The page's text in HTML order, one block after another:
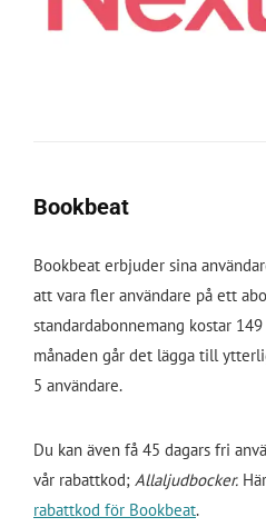
Bookbeat
Bookbeat erbjuder sina
att vara fler användare på ett
standardabonnemang kostar
månaden går det lägga till
5 användare.
Du kan även få 45 dagars fri
vår rabattkod; Allaljudbocker.
rabattkod för Bookbeat.